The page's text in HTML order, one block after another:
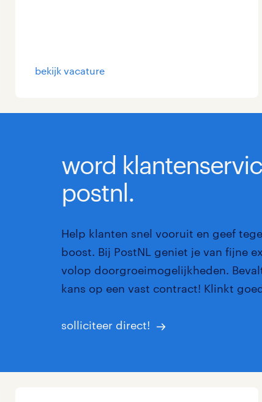
Management / Leidinggevend
Supply chain & procurement
Zorg / Verpleging
bekijk vacature
word
postnl.
Help klanten snel vooruit en geef
boost. Bij PostNL geniet je van fijne
volop doorgroeimogelijkheden.
kans op een vast contract! Klinkt
solliciteer direct!